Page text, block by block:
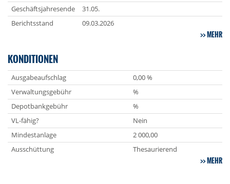
Geschäftsjahresende
31.05.
Berichtsstand
09.03.2026
MEHR
KONDITIONEN
Ausgabeaufschlag
0,00 %
Verwaltungsgebühr
%
Depotbankgebühr
%
VL-fähig?
Nein
Mindestanlage
2 000,00
Ausschüttung
Thesaurierend
MEHR